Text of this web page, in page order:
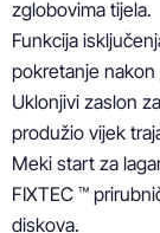
zglobovima tijela.
Funkcija
pokretanje nakon
Uklonjivi zaslon
produžio vijek
Meki start za
FIXTEC ™
diskova.